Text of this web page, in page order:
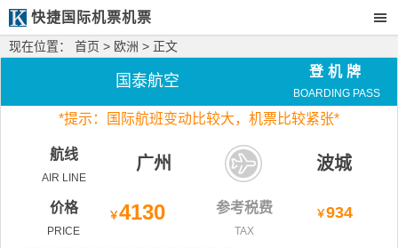
快捷国际机票机票
现在位置： 首页 > 欧洲 > 正文
国泰航空
登机牌
BOARDING PASS
*提示：国际航班变动比较大， 机票比较紧张*
航线
AIR LINE
广州 波城
价格
PRICE
￥4130 参考税费
TAX
￥934